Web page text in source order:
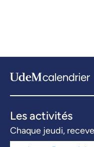
Les activités
Chaque jeudi,